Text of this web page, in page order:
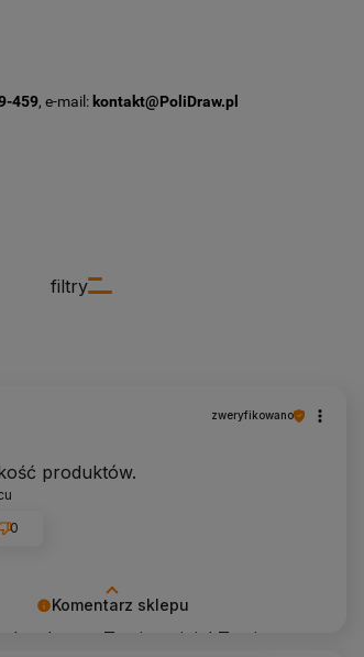
459, e-mail: kontakt@PoliDraw.pl
filtry
Komentarz sklepu
bardzo za Twoją opinię! Twoja
zweryfikowano
produktów.
0